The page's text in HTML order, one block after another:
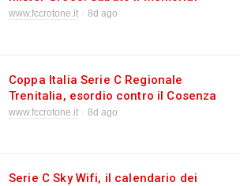
Russo
www.fccrotone.it 8d ago
Coppa Italia Serie C Regionale
Trenitalia, esordio contro il Cosenza
www.fccrotone.it 8d ago
Serie C Sky Wifi, il calendario dei